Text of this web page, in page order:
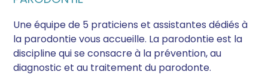
Une équipe de 5 praticiens et assistantes dédiés à
la parodontie vous accueille. La parodontie est la
discipline qui se consacre à la prévention, au
diagnostic et au traitement du parodonte.